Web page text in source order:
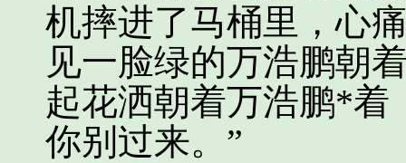
机摔进了马桶里，心
见一脸绿的万浩鹏朝
起花洒朝着万浩鹏*着
你别过来。”